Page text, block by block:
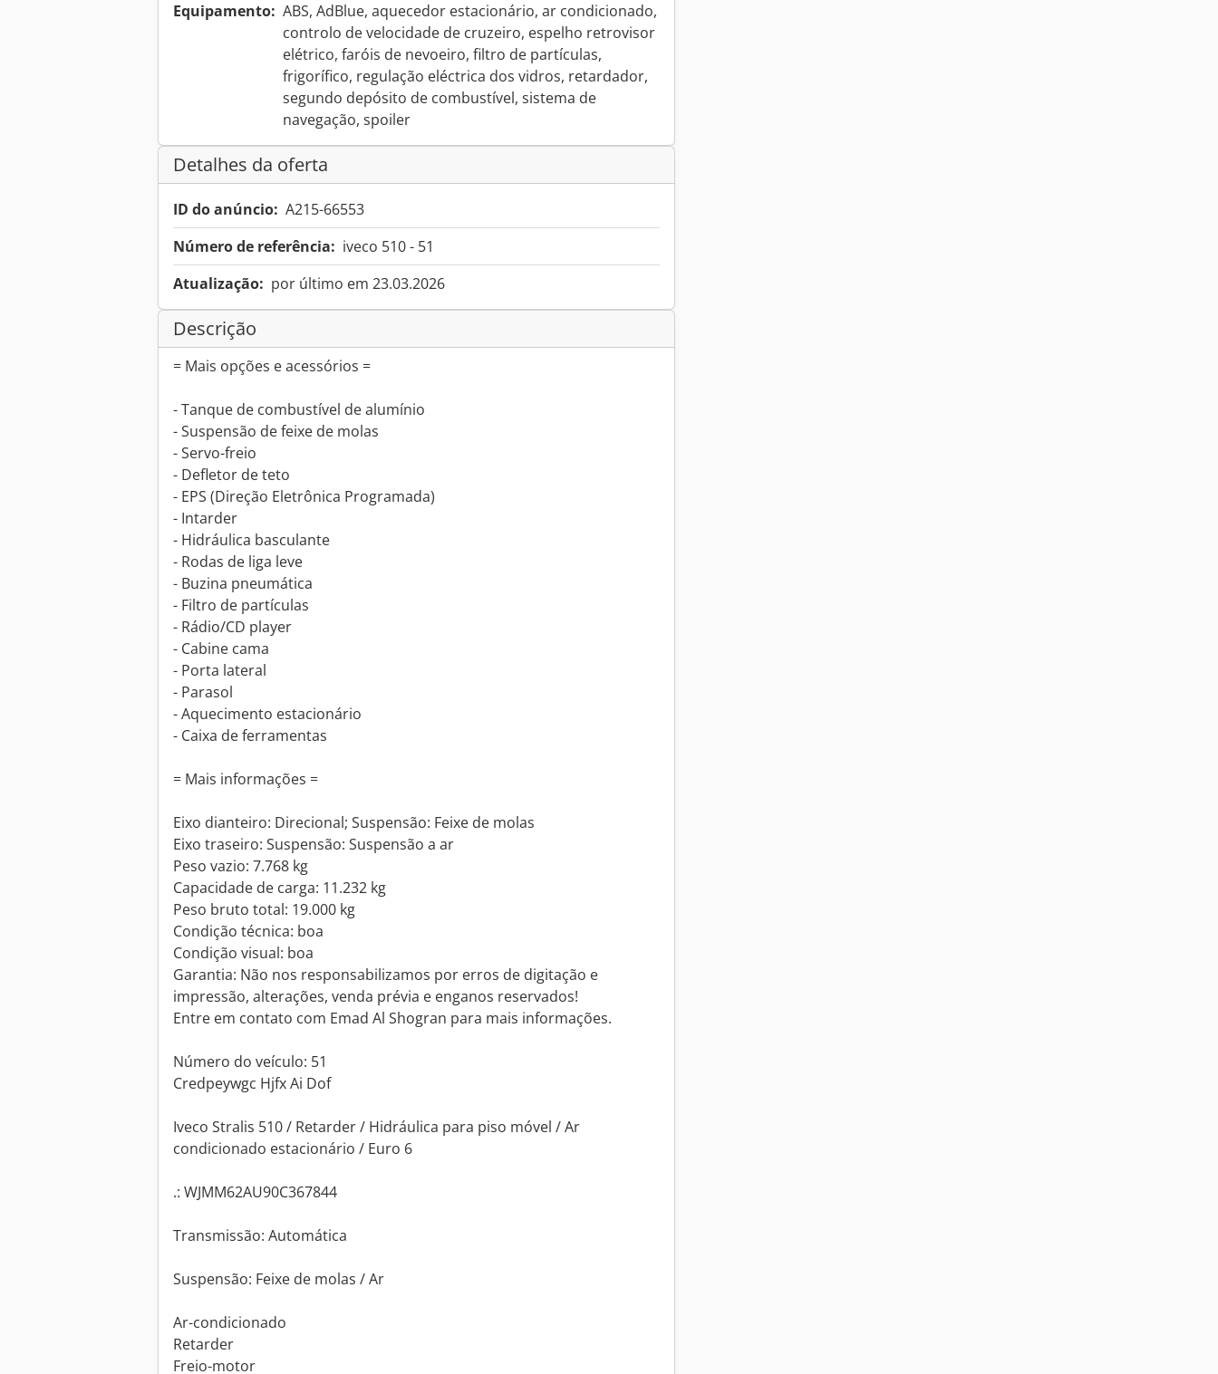
Equipamento: ABS, AdBlue, aquecedor estacionário, ar condicionado,
controlo de velocidade de cruzeiro, espelho retrovisor
elétrico, faróis de nevoeiro, filtro de partículas,
frigorífico, regulação eléctrica dos vidros, retardador,
segundo depósito de combustível, sistema de
navegação, spoiler
Detalhes da oferta
ID do anúncio: A215-66553
Número de referência: iveco 510 - 51
Atualização: por último em 23.03.2026
Descrição
= Mais opções e acessórios =
- Tanque de combustível de alumínio
- Suspensão de feixe de molas
- Servo-freio
- Defletor de teto
- EPS (Direção Eletrônica Programada)
- Intarder
- Hidráulica basculante
- Rodas de liga leve
- Buzina pneumática
- Filtro de partículas
- Rádio/CD player
- Cabine cama
- Porta lateral
- Parasol
- Aquecimento estacionário
- Caixa de ferramentas
= Mais informações =
Eixo dianteiro: Direcional; Suspensão: Feixe de molas
Eixo traseiro: Suspensão: Suspensão a ar
Peso vazio: 7.768 kg
Capacidade de carga: 11.232 kg
Peso bruto total: 19.000 kg
Condição técnica: boa
Condição visual: boa
Garantia: Não nos responsabilizamos por erros de digitação e
impressão, alterações, venda prévia e enganos reservados!
Entre em contato com Emad Al Shogran para mais informações.
Número do veículo: 51
Credpeywgc Hjfx Ai Dof
Iveco Stralis 510 / Retarder / Hidráulica para piso móvel / Ar
condicionado estacionário / Euro 6
.: WJMM62AU90C367844
Transmissão: Automática
Suspensão: Feixe de molas / Ar
Ar-condicionado
Retarder
Freio-motor